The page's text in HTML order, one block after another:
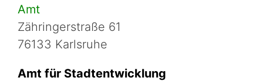
Amt
Zähringerstraße 61
76133 Karlsruhe
Amt für Stadtentwicklung